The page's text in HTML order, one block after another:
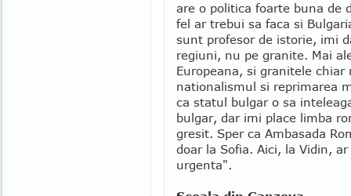
are o politica foarte buna de
fel ar trebui sa faca si
sunt profesor de istorie, imi
regiuni, nu pe granite. Mai
Europeana, si granitele chiar
nationalismul si reprimarea
ca statul bulgar o sa
bulgar, dar imi place limba
gresit. Sper ca Ambasada
doar la Sofia. Aici, la Vidin,
urgenta".